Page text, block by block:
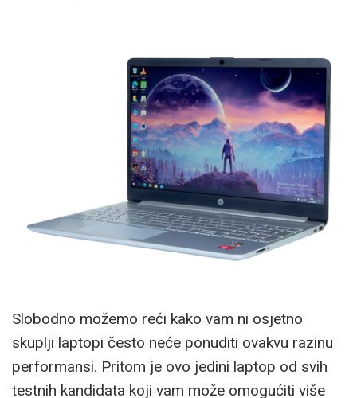
Slobodno možemo reći kako vam ni osjetno
skuplji laptopi često neće ponuditi ovakvu razinu
performansi. Pritom je ovo jedini laptop od svih
testnih kandidata koji vam može omogućiti više